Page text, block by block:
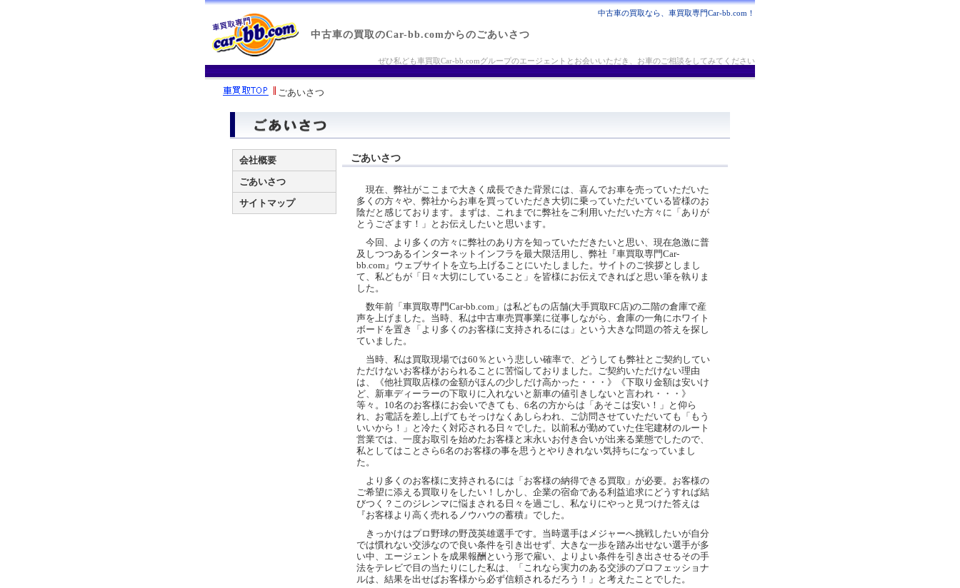
中古車の買取のCar-bb.comからのごあいさつ
ぜひ私ども車買取Car-bb.comグループのエージェントとお会いいただき、お車のご相談をしてみてください
中古車の買取なら、車買取専門Car-bb.com！
ごあいさつ
ごあいさつ
現在、弊社がここまで大きく成長できた背景には、喜んでお車を売っていただいた
多くの方々や、弊社からお車を買っていただき大切に乗っていただいている皆様のお
陰だと感じております。まずは、これまでに弊社をご利用いただいた方々に「ありが
とうござます！」とお伝えしたいと思います。
今回、より多くの方々に弊社のあり方を知っていただきたいと思い、現在急激に普
及しつつあるインターネットインフラを最大限活用し、弊社『車買取専門Car-
bb.com』ウェブサイトを立ち上げることにいたしました。サイトのご挨拶としまし
て、私どもが「日々大切にしていること」を皆様にお伝えできればと思い筆を執りま
した。
数年前「車買取専門Car-bb.com」は私どもの店舗(大手買取FC店)の二階の倉庫で産
声を上げました。当時、私は中古車売買事業に従事しながら、倉庫の一角にホワイト
ボードを置き「より多くのお客様に支持されるには」という大きな問題の答えを探し
ていました。
当時、私は買取現場では60％という悲しい確率で、どうしても弊社とご契約してい
ただけないお客様がおられることに苦悩しておりました。ご契約いただけない理由
は、《他社買取店様の金額がほんの少しだけ高かった・・・》《下取り金額は安いけ
ど、新車ディーラーの下取りに入れないと新車の値引きしないと言われ・・・》
等々。10名のお客様にお会いできても、6名の方からは「あそこは安い！」と仰ら
れ、お電話を差し上げてもそっけなくあしらわれ、ご訪問させていただいても「もう
いいから！」と冷たく対応される日々でした。以前私が勤めていた住宅建材のルート
営業では、一度お取引を始めたお客様と末永いお付き合いが出来る業態でしたので、
私としてはことさら6名のお客様の事を思うとやりきれない気持ちになっていまし
た。
より多くのお客様に支持されるには「お客様の納得できる買取」が必要。お客様の
ご希望に添える買取りをしたい！しかし、企業の宿命である利益追求にどうすれば結
びつく？このジレンマに悩まされる日々を過ごし、私なりにやっと見つけた答えは
『お客様より高く売れるノウハウの蓄積』でした。
きっかけはプロ野球の野茂英雄選手です。当時選手はメジャーへ挑戦したいが自分
では慣れない交渉なので良い条件を引き出せず、大きな一歩を踏み出せない選手が多
い中、エージェントを成果報酬という形で雇い、よりよい条件を引き出させるその手
法をテレビで目の当たりにした私は、「これなら実力のある交渉のプロフェッショナ
ルは、結果を出せばお客様から必ず信頼されるだろう！」と考えたことでした。
会社概要
ごあいさつ
サイトマップ